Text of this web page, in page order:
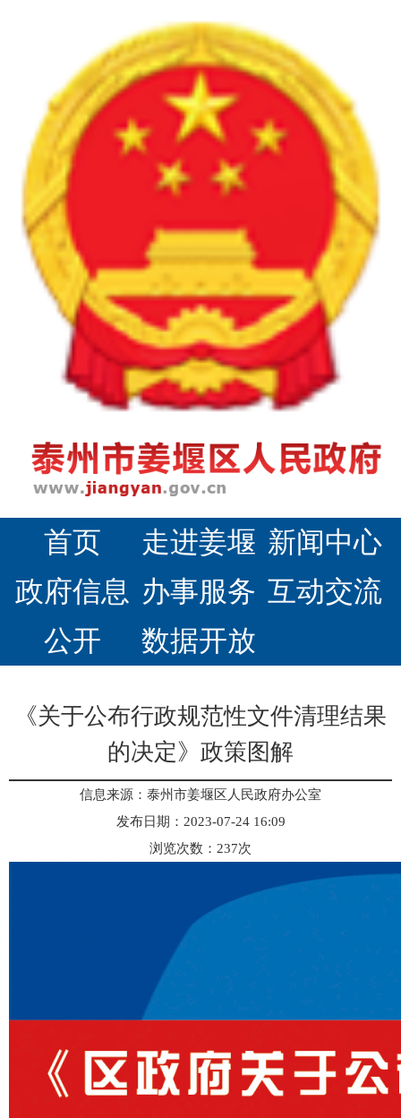
首页 走进姜堰 新闻中心
政府信息
公开
办事服务 互动交流
数据开放
《关于公布行政规范性文件清理结果
的决定》政策图解
信息来源：泰州市姜堰区人民政府办公室
发布日期：2023-07-24 16:09
浏览次数： 237次